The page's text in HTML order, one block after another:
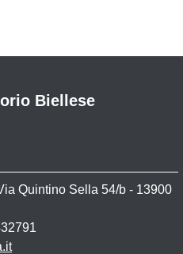
Biellese
Quintino Sella 54/b - 13900